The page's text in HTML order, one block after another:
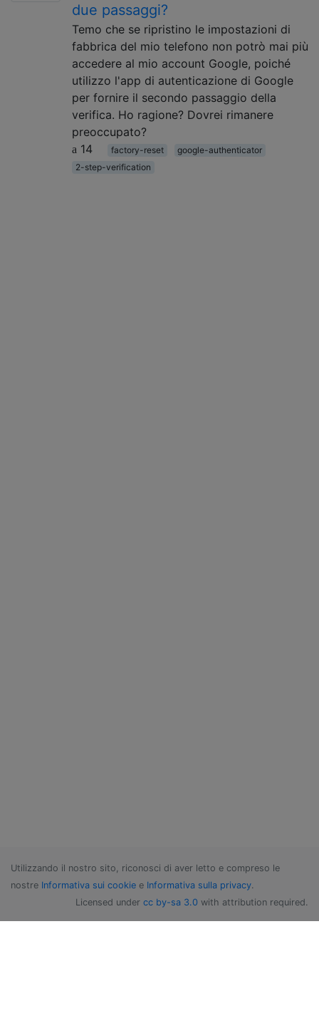
due passaggi?
Temo che se ripristino le impostazioni di
fabbrica del mio telefono non potrò mai più
accedere al mio account Google, poiché
utilizzo l'app di autenticazione di Google
per fornire il secondo passaggio della
verifica. Ho ragione? Dovrei rimanere
preoccupato?
14
factory-reset
google-authenticator
2-step-verification
Utilizzando il nostro sito, riconosci di aver letto e compreso le
nostre Informativa sui cookie e Informativa sulla privacy.
Licensed under cc by-sa 3.0 with attribution required.